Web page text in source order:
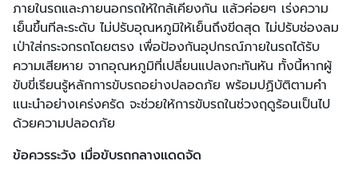
ภายในรถและภายนอกรถให้ใกล้เคียงกัน แล้วค่อยๆ เร่งความ
เย็นขึ้นทีละระดับ ไม่ปรับอุณหภูมิให้เย็นถึงขีดสุด ไม่ปรับช่องลม
เป่าใส่กระจกรถโดยตรง เพื่อป้องกันอุปกรณ์ภายในรถได้รับ
ความเสียหาย จากอุณหภูมิที่เปลี่ยนแปลงกะทันหัน ทั้งนี้หากผู้
ขับขี่เรียนรู้หลักการขับรถอย่างปลอดภัย พร้อมปฏิบัติตามคำ
แนะนำอย่างเคร่งครัด จะช่วยให้การขับรถในช่วงฤดูร้อนเป็นไป
ด้วยความปลอดภัย
ข้อควรระวัง เมื่อขับรถกลางแดดจัด